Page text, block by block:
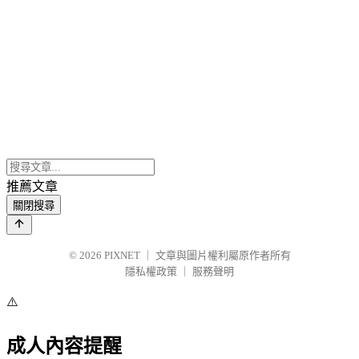
推薦文章
關閉搜尋
© 2026 PIXNET
文章與圖片權利屬原作者所有
隱私權政策
服務聲明
⚠️
成人內容提醒